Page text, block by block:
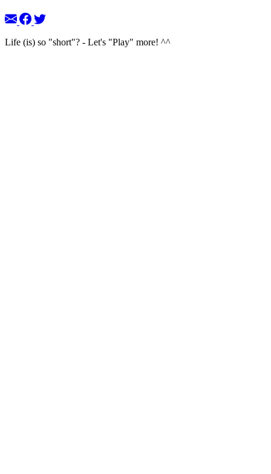
Life (is) so "short"? - Let's "Play" more! ^^